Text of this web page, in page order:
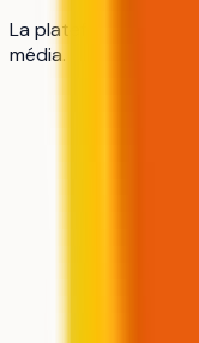
La plateforme n°1
média.